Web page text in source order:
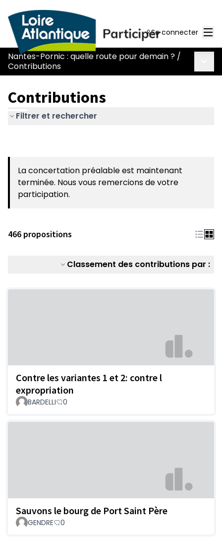
Se connecter
Nantes-Pornic : quelle route pour demain ? /
Contributions
Contributions
Filtrer et rechercher
La concertation préalable est maintenant
terminée. Nous vous remercions de votre
participation.
466 propositions
Classement des contributions par :
Contre les variantes 1 et 2: contre l
expropriation
BARDELLI 0
Sauvons le bourg de Port Saint Père
GENDRE 0